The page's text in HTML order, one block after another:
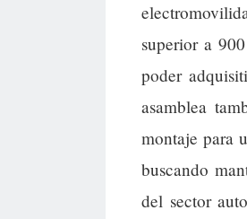
superior a
poder
asamblea
montaje para
buscando
del sector